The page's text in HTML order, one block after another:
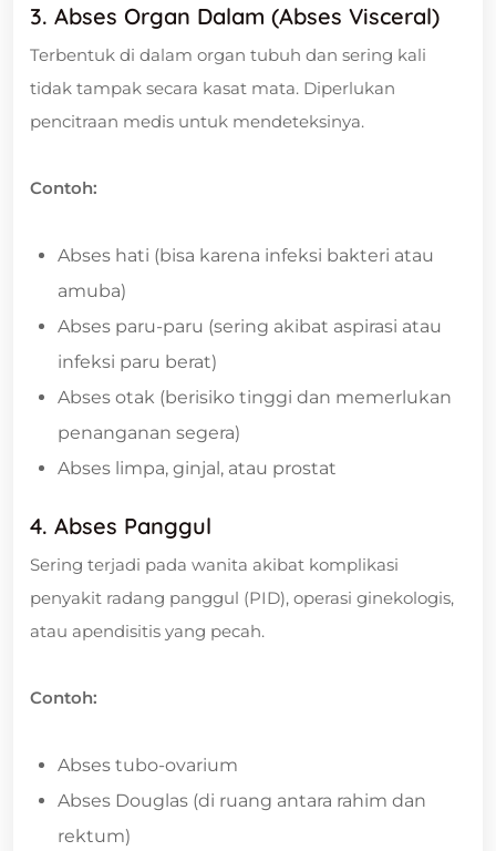
3. Abses Organ Dalam (Abses Visceral)
Terbentuk di dalam organ tubuh dan sering kali
tidak tampak secara kasat mata. Diperlukan
pencitraan medis untuk mendeteksinya.
Contoh:
Abses hati (bisa karena infeksi bakteri atau
amuba)
Abses paru-paru (sering akibat aspirasi atau
infeksi paru berat)
Abses otak (berisiko tinggi dan memerlukan
penanganan segera)
Abses limpa, ginjal, atau prostat
4. Abses Panggul
Sering terjadi pada wanita akibat komplikasi
penyakit radang panggul (PID), operasi ginekologis,
atau apendisitis yang pecah.
Contoh:
Abses tubo-ovarium
Abses Douglas (di ruang antara rahim dan
rektum)